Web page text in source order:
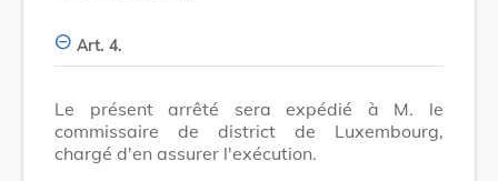
Art. 4.
Le présent arrêté sera expédié à M. le
commissaire de district de Luxembourg,
chargé d'en assurer l'exécution.